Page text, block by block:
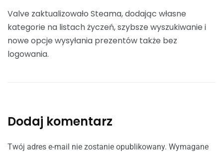
Valve zaktualizowało Steama, dodając własne
kategorie na listach życzeń, szybsze wyszukiwanie i
nowe opcje wysyłania prezentów także bez
logowania.
Dodaj komentarz
Twój adres e-mail nie zostanie opublikowany. Wymagane